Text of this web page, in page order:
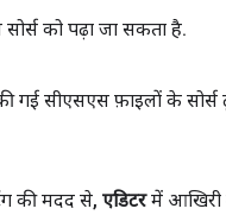
सोर्स को पढ़ा जा सकता है.
गई सीएसएस फ़ाइलों के सोर्स
की मदद से, एडिटरमें आखिरी